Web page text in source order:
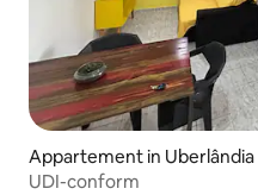
Appartement in Uberlândia
UDI-conform